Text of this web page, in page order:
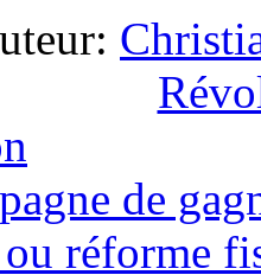
de
réforme